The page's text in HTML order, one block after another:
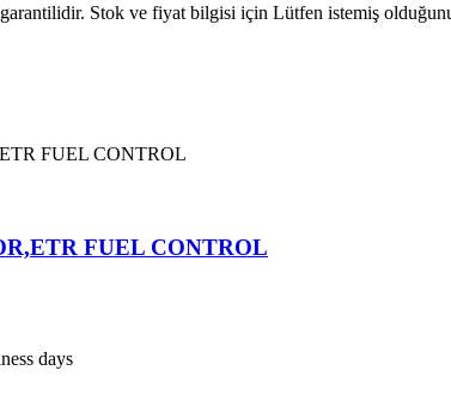
Stok ve fiyat bilgisi için Lütfen istemiş
FUEL CONTROL
days